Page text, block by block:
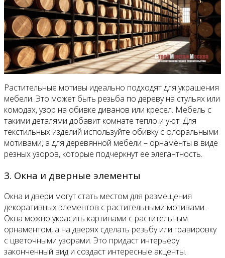
Растительные мотивы идеально подходят для украшения
мебели. Это может быть резьба по дереву на стульях или
комодах, узор на обивке диванов или кресел. Мебель с
такими деталями добавит комнате тепло и уют. Для
текстильных изделий используйте обивку с флоральными
мотивами, а для деревянной мебели – орнаменты в виде
резных узоров, которые подчеркнут ее элегантность.
3. Окна и дверные элементы
Окна и двери могут стать местом для размещения
декоративных элементов с растительными мотивами.
Окна можно украсить картинами с растительным
орнаментом, а на дверях сделать резьбу или гравировку
с цветочными узорами. Это придаст интерьеру
законченный вид и создаст интересные акценты.